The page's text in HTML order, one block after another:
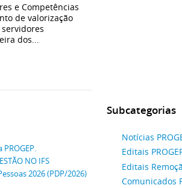
e Competências
de valorização
dos...
NO IFS
2026 (PDP/2026)
Subcategorias
Notícias
Editais
Editais
Comunicados